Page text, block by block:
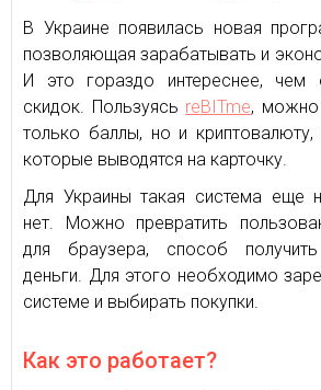
В Украине появилась новая
позволяющая зарабатывать и
И это гораздо интереснее, чем
скидок. Пользуясь reBITme, можно
только баллы, но и криптовалюту,
которые выводятся на карточку.
Для Украины такая система еще
нет. Можно превратить
для браузера, способ получить
деньги. Для этого необходимо
системе и выбирать покупки.
Как это работает?